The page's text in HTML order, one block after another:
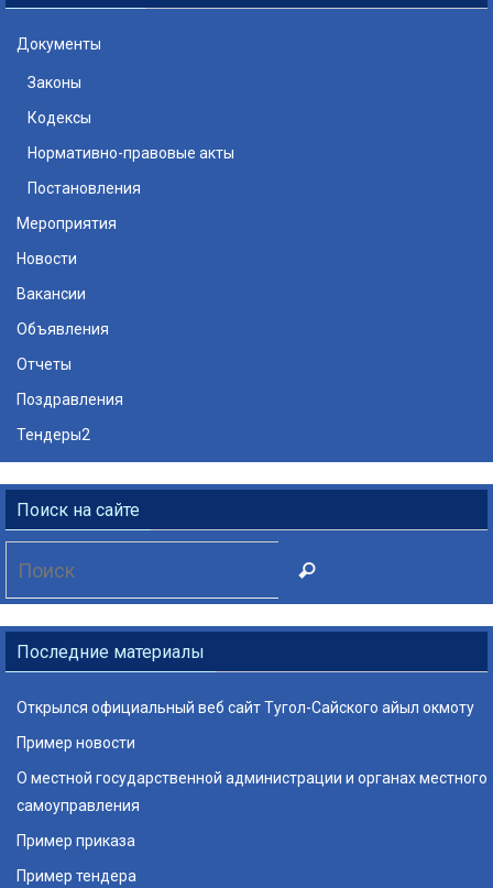
Документы
Законы
Кодексы
Нормативно-правовые акты
Постановления
Мероприятия
Новости
Вакансии
Объявления
Отчеты
Поздравления
Тендеры2
Поиск на сайте
Поиск
Последние материалы
Открылся официальный веб сайт Тугол-Сайского айыл окмоту
Пример новости
О местной государственной администрации и органах местного
самоуправления
Пример приказа
Пример тендера